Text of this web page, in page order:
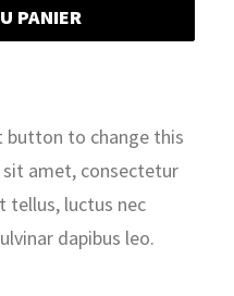
PANIER
button to change this
amet, consectetur
tellus, luctus nec
dapibus leo.